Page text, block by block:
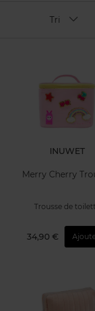
Tri
INUWET
Merry Cherry
Trousse de
34,90 €